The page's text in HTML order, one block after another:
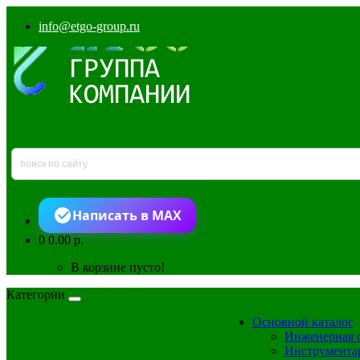
info@etgo-group.ru
Написать в MAX
00.00 р.
В корзине пусто!
Категории
Основной каталог
Инженерная